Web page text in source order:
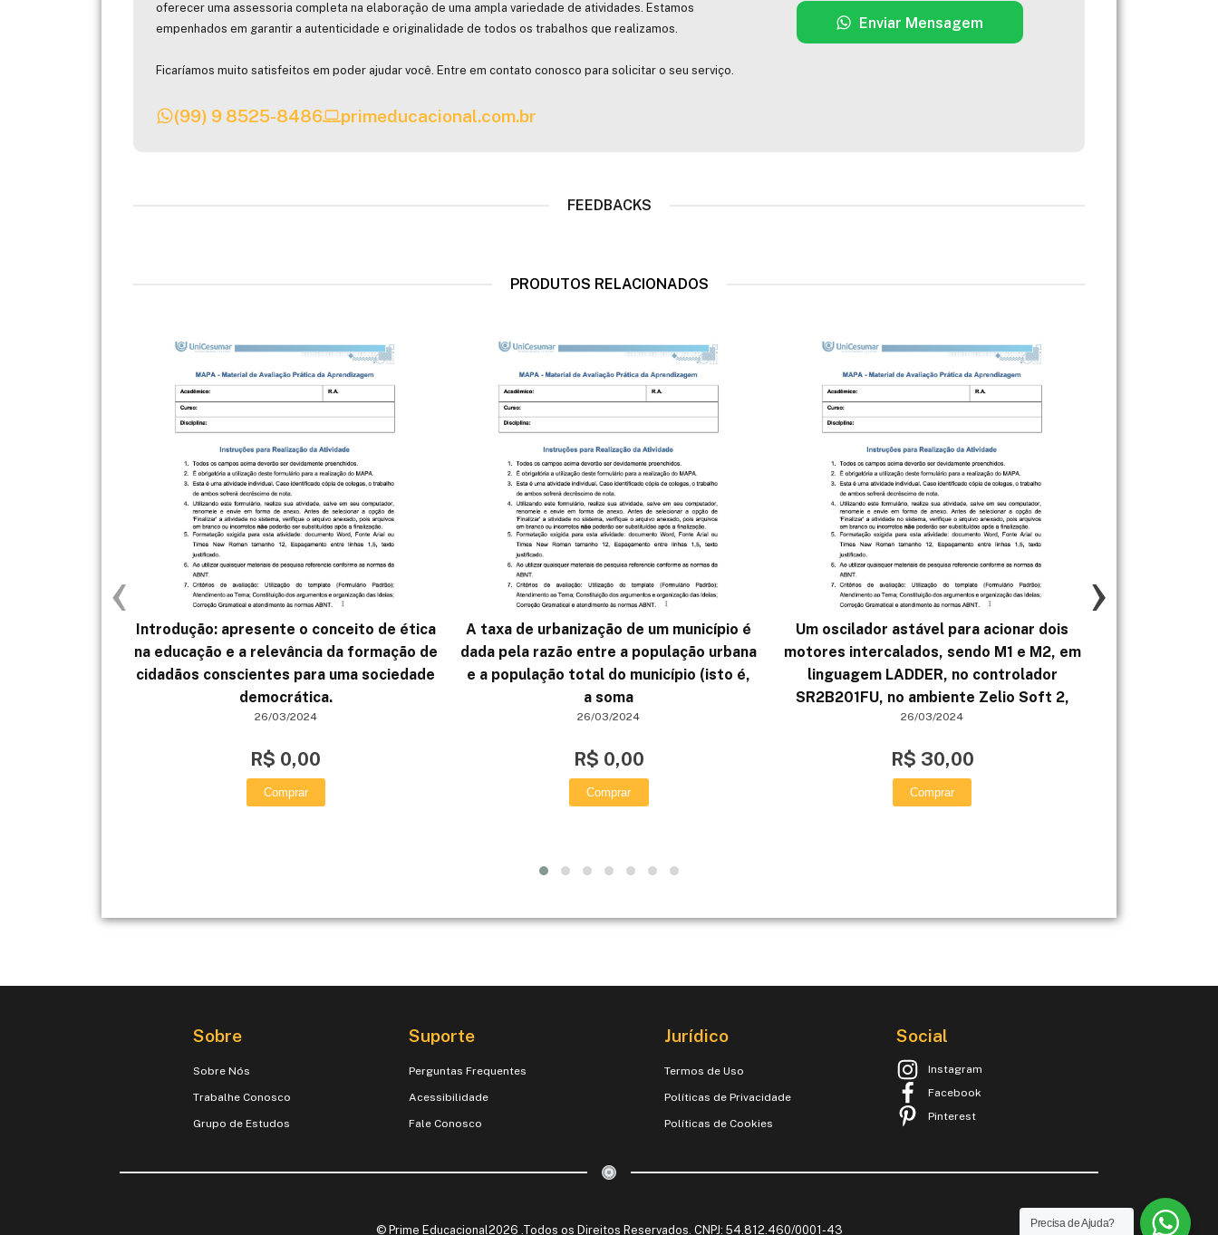
oferecer uma assessoria completa na elaboração de uma ampla variedade de atividades. Estamos
empenhados em garantir a autenticidade e originalidade de todos os trabalhos que realizamos.
Ficaríamos muito satisfeitos em poder ajudar você. Entre em contato conosco para solicitar o seu serviço.
(99) 9 8525-8486 primeducacional.com.br
Enviar Mensagem
FEEDBACKS
PRODUTOS RELACIONADOS
Introdução: apresente o conceito de ética
na educação e a relevância da formação de
cidadãos conscientes para uma sociedade
democrática.
26/03/2024
R$ 0,00
Comprar
A taxa de urbanização de um município é
dada pela razão entre a população urbana
e a população total do município (isto é,
a soma
26/03/2024
R$ 0,00
Comprar
Um oscilador astável para acionar dois
motores intercalados, sendo M1 e M2, em
linguagem LADDER, no controlador
SR2B201FU, no ambiente Zelio Soft 2,
26/03/2024
R$ 30,00
Comprar
‹ ›
Sobre
Sobre Nós
Trabalhe Conosco
Grupo de Estudos
Suporte
Perguntas Frequentes
Acessibilidade
Fale Conosco
Jurídico
Termos de Uso
Políticas de Privacidade
Políticas de Cookies
Social
Instagram
Facebook
Pinterest
© Prime Educacional2026 .Todos os Direitos Reservados. CNPJ: 54.812.460/0001-43 Precisa de Ajuda?